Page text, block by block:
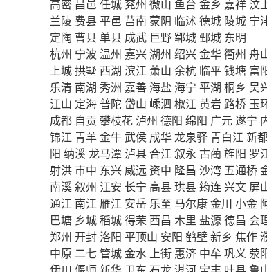
高密 昌邑 任城 兖州 微山 鱼台 金乡 嘉祥 汶
兰陵 费县平邑 莒南 蒙阴 临沭德城 陵城 宁
定陶 曹县单县 成武 巨野 郓城 鄄城 东明
杭州 宁波 温州 嘉兴湖州 绍兴金华衢州 舟
上城拱墅 西湖 滨江 萧山 余杭 临平钱塘 富
乐清 南湖 秀洲 嘉善 海盐 海宁 平湖 桐乡 吴
江山 定海普陀 岱山 嵊泗 椒江 黄岩 路桥 玉
成都 自贡 攀枝花 泸州 德阳 绵阳 广元遂宁
锦江 青羊金牛武侯 成华龙泉驿 青白江 新
阳 纳溪龙马潭 泸县合江 叙永古蔺旌阳 罗
射洪市中 东兴 威远 资中 隆昌 沙湾 五通桥
南溪叙州 江安 长宁 高县珙县筠连兴文 屏
通江 南江 雁江 安岳 乐至 马尔康金川 小金
巴塘 乡城稻城得荣 西昌 木里 盐源德昌 会
郑州 开封洛阳 平顶山 安阳 鹤壁新乡 焦作
中原 二七 管城金水 上街 惠济 中牟巩义 荥